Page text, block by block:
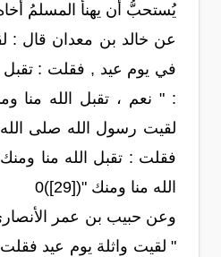
يُستحبُّ أن يهنأ المسلمُ أخاه
عن خالد بن معدان قال :
في يوم عيد , فقلت : تقبل
: " نعم ، تقبل الله منا
لقيت رسول الله صلى
فقلت : تقبل الله منا
الله منا ومنك "([29])0
وعن حبيب بن عمر
" لقيت واثلة يوم عيد